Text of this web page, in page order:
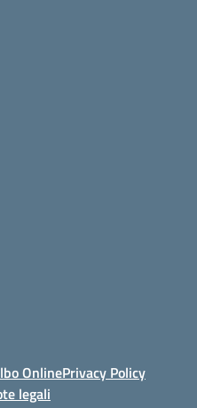
OnlinePrivacy Policy
legali